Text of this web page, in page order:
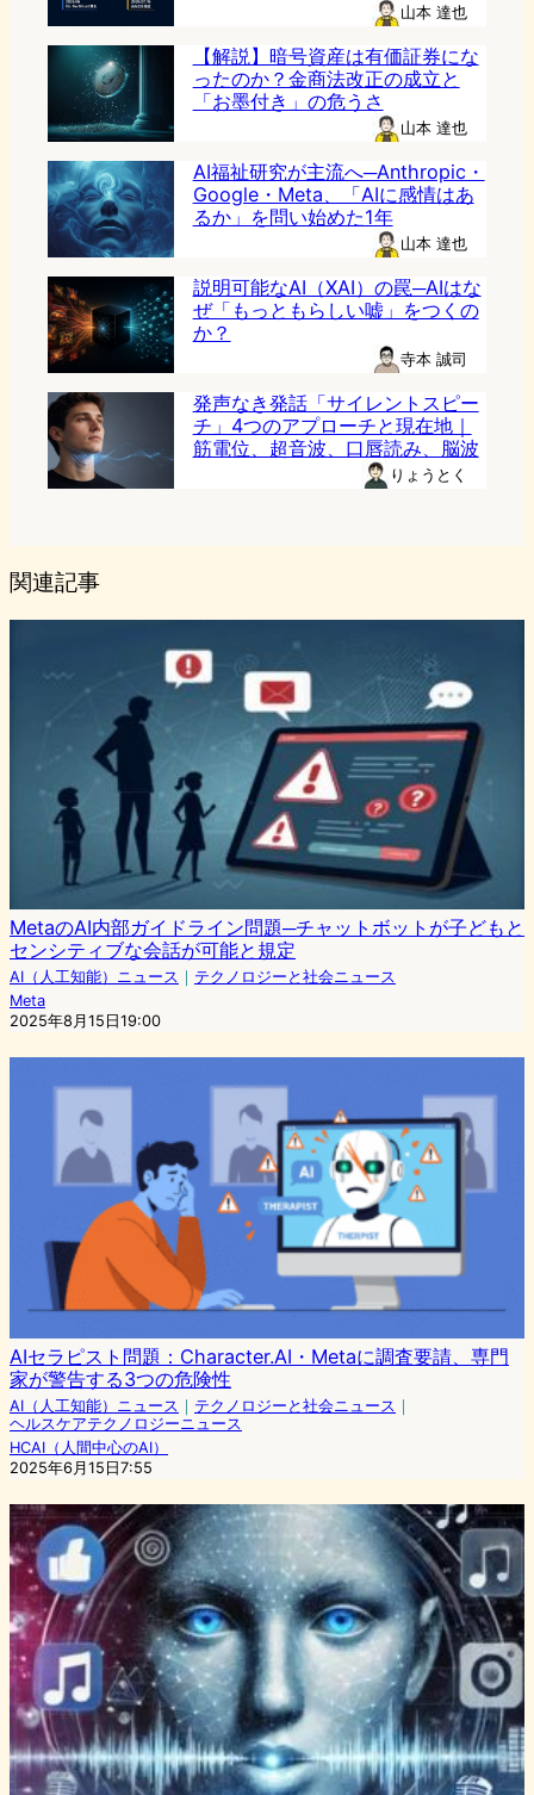
山本 達也
【解説】暗号資産は有価証券にな
ったのか？金商法改正の成立と
「お墨付き」の危うさ
山本 達也
AI福祉研究が主流へ─Anthropic・
Google・Meta、「AIに感情はあ
るか」を問い始めた1年
山本 達也
説明可能なAI（XAI）の罠─AIはな
ぜ「もっともらしい嘘」をつくの
か？
寺本 誠司
発声なき発話「サイレントスピー
チ」4つのアプローチと現在地｜
筋電位、超音波、口唇読み、脳波
りょうとく
関連記事
MetaのAI内部ガイドライン問題─チャットボットが子どもと
センシティブな会話が可能と規定
AI（人工知能）ニュース ｜ テクノロジーと社会ニュース
Meta
2025年8月15日19:00
AIセラピスト問題：Character.AI・Metaに調査要請、専門
家が警告する3つの危険性
AI（人工知能）ニュース ｜ テクノロジーと社会ニュース ｜
ヘルスケアテクノロジーニュース
HCAI（人間中心のAI）
2025年6月15日7:55